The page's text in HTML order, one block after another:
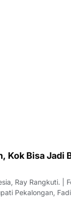
Kok Bisa Jadi
Ray Rangkuti. |
Pekalongan,
sejumlah